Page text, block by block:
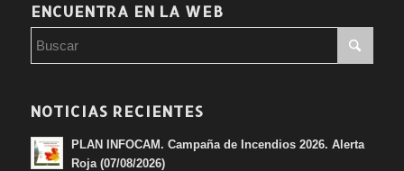
ENCUENTRA EN LA WEB
NOTICIAS RECIENTES
PLAN INFOCAM. Campaña de Incendios 2026. Alerta
Roja (07/08/2026)